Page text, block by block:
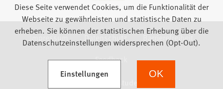
Impressum Datenschutz
Barrierefreiheit
Feedback
Diese Seite verwendet Cookies, um die Funktionalität der
Webseite zu gewährleisten und statistische Daten zu
erheben. Sie können der statistischen Erhebung über die
Datenschutzeinstellungen widersprechen (Opt-Out).
Einstellungen
(Öffnet in einem neuen Tab) OK